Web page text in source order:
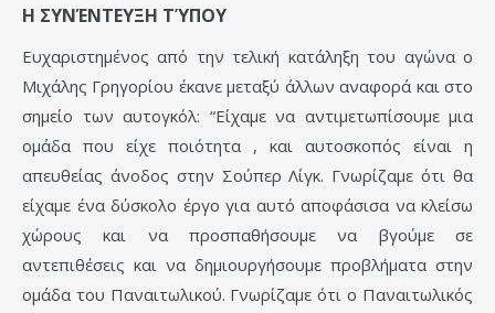
Η ΣΥΝΈΝΤΕΥΞΗ ΤΎΠΟΥ
Ευχαριστημένος από την τελική κατάληξη του αγώνα ο
Μιχάλης Γρηγορίου έκανε μεταξύ άλλων αναφορά και στο
σημείο των αυτογκόλ: “Είχαμε να αντιμετωπίσουμε μια
ομάδα που είχε ποιότητα , και αυτοσκοπός είναι η
απευθείας άνοδος στην Σούπερ Λίγκ. Γνωρίζαμε ότι θα
είχαμε ένα δύσκολο έργο για αυτό αποφάσισα να κλείσω
χώρους και να προσπαθήσουμε να βγούμε σε
αντεπιθέσεις και να δημιουργήσουμε προβλήματα στην
ομάδα του Παναιτωλικού. Γνωρίζαμε ότι ο Παναιτωλικός